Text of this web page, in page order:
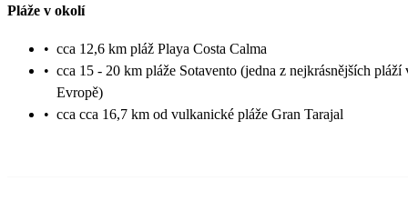
Pláže v okolí
• cca 12,6 km pláž Playa Costa Calma
• cca 15 - 20 km pláže Sotavento (jedna z nejkrásnějších pláží
Evropě)
• cca cca 16,7 km od vulkanické pláže Gran Tarajal